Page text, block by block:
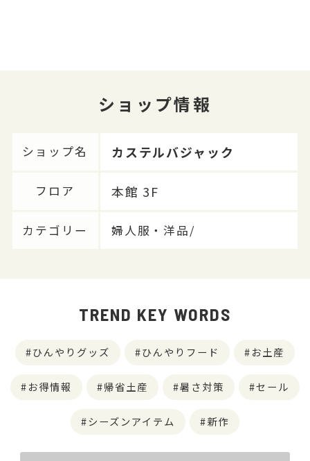
ショップ情報
ショップ名 カステルバジャック
フロア 本館 3F
カテゴリー 婦人服・洋品/
TREND KEY WORDS
ひんやりグッズ ひんやりフード お土産
お得情報 帰省土産 暑さ対策 セール
シーズンアイテム 新作